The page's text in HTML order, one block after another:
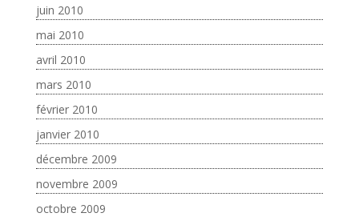
juin 2010
mai 2010
avril 2010
mars 2010
février 2010
janvier 2010
décembre 2009
novembre 2009
octobre 2009